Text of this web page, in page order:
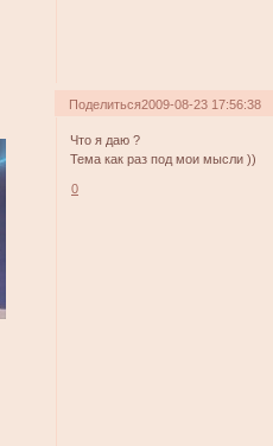
Поделиться2009-08-23 17:56:38
Что я даю ?
Тема как раз под мои мысли ))
0